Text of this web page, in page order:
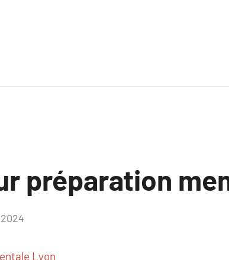
préparation
Lyon